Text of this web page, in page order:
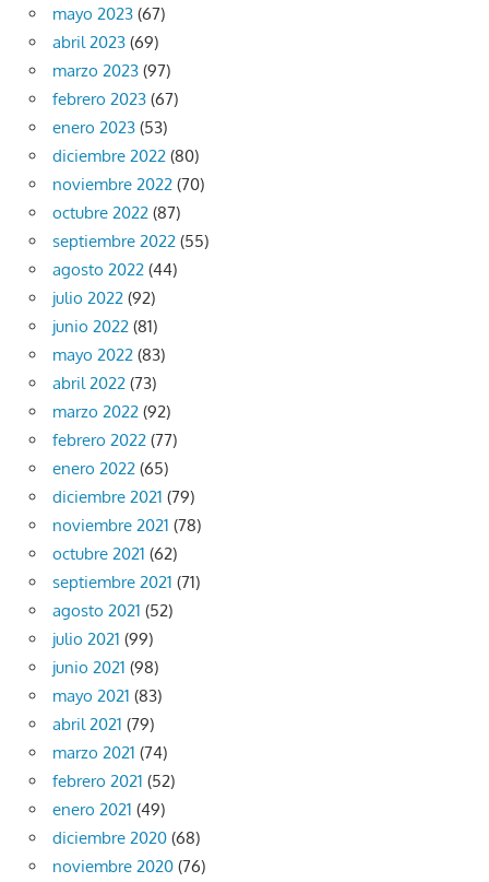
mayo 2023 (67)
abril 2023 (69)
marzo 2023 (97)
febrero 2023 (67)
enero 2023 (53)
diciembre 2022 (80)
noviembre 2022 (70)
octubre 2022 (87)
septiembre 2022 (55)
agosto 2022 (44)
julio 2022 (92)
junio 2022 (81)
mayo 2022 (83)
abril 2022 (73)
marzo 2022 (92)
febrero 2022 (77)
enero 2022 (65)
diciembre 2021 (79)
noviembre 2021 (78)
octubre 2021 (62)
septiembre 2021 (71)
agosto 2021 (52)
julio 2021 (99)
junio 2021 (98)
mayo 2021 (83)
abril 2021 (79)
marzo 2021 (74)
febrero 2021 (52)
enero 2021 (49)
diciembre 2020 (68)
noviembre 2020 (76)